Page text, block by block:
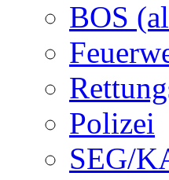
BOS
Polizei
SEG/